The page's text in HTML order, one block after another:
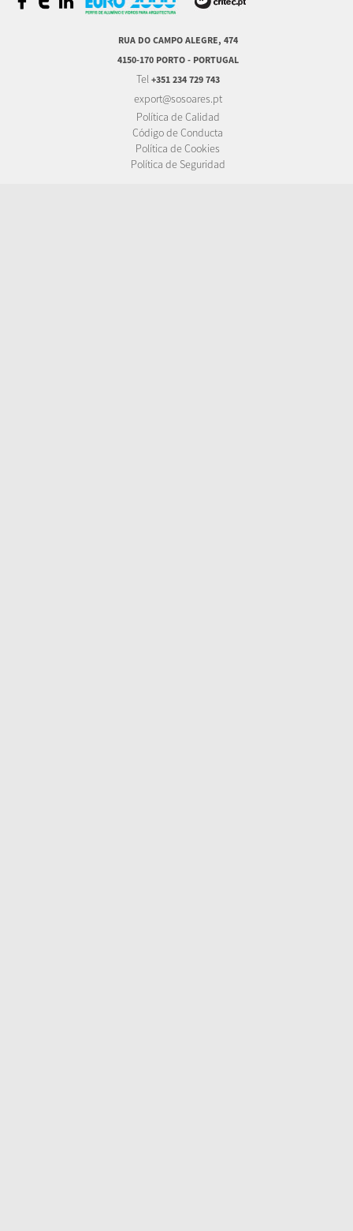
RUA DO CAMPO ALEGRE, 474
4150-170 PORTO - PORTUGAL
Tel +351 234 729 743
export@sosoares.pt
Política de Calidad
Código de Conducta
Política de Cookies
Política de Seguridad